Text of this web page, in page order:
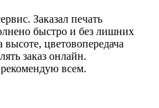
Заказал печать
быстро и без лишних
высоте, цветовопередача
заказ онлайн.
всем.